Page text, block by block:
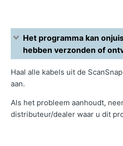
Het programma kan
hebben verzonden of
Haal alle kabels uit de
aan.
Als het probleem aanhoudt,
distributeur/dealer waar u dit